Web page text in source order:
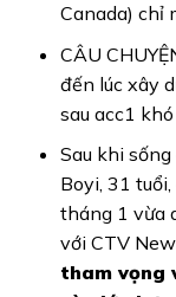
Canada) chỉ
CÂU
đến lúc xây
sau acc1
Sau khi
Boyi, 31
tháng 1 vừa
với CTV
tham vọng